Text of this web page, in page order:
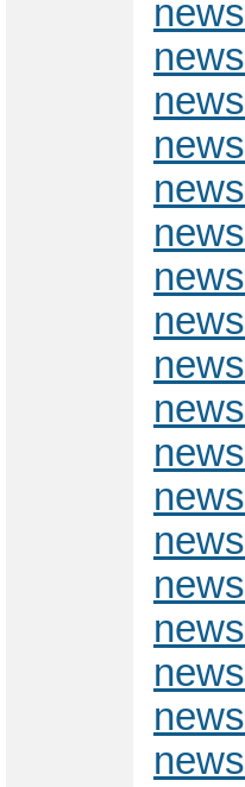
news
news
news
news
news
news
news
news
news
news
news
news
news
news
news
news
news
news